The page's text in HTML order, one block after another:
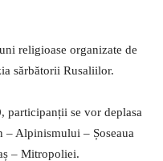
religioase organizate de
sărbătorii Rusaliilor.
participanții se vor deplasa
– Alpinismului – Șoseaua
– Mitropoliei.